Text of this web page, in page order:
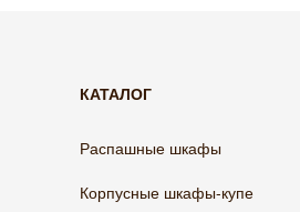
КАТАЛОГ
Распашные шкафы
Корпусные шкафы-купе